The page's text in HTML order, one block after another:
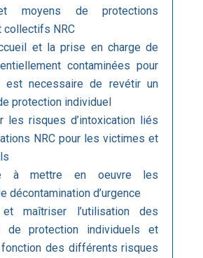
et moyens de protections
collectifs NRC
et la prise en charge de
contaminées pour
est necessaire de revétir un
protection individuel
les risques d’intoxication liés
NRC pour les victimes et
à mettre en oeuvre les
décontamination d’urgence
maîtriser l’utilisation des
de protection individuels et
des différents risques